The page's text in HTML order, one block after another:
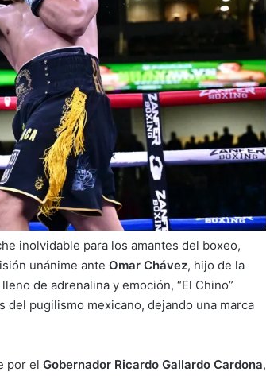
inolvidable para los amantes del boxeo,
unánime ante Omar Chávez, hijo de la
de adrenalina y emoción, “El Chino”
pugilismo mexicano, dejando una marca
por el Gobernador Ricardo Gallardo Cardona,